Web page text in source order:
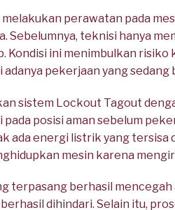
perawatan pada
Sebelumnya, teknisi hanya
Kondisi ini menimbulkan
pekerjaan yang sedang
sistem Lockout Tagout
posisi aman sebelum
ada energi listrik yang tersisa
mesin karena
terpasang berhasil
dihindari. Selain itu,